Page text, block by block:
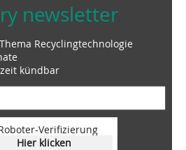
newsletter
Recyclingtechnologie
kündbar
Verifizierung
Hier klicken